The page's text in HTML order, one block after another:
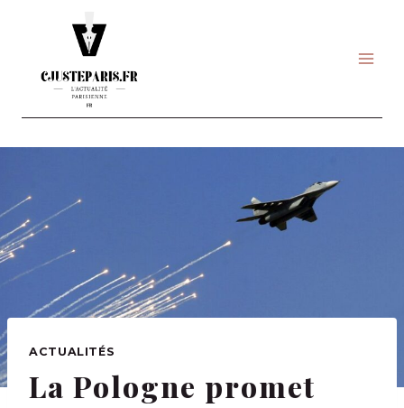
ACTUALITÉS
La Pologne promet